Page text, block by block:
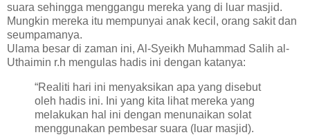
suara sehingga menggangu mereka yang di luar masjid.
Mungkin mereka itu mempunyai anak kecil, orang sakit dan
seumpamanya.
Ulama besar di zaman ini, Al-Syeikh Muhammad Salih al-
Uthaimin r.h mengulas hadis ini dengan katanya:
“Realiti hari ini menyaksikan apa yang disebut
oleh hadis ini. Ini yang kita lihat mereka yang
melakukan hal ini dengan menunaikan solat
menggunakan pembesar suara (luar masjid).